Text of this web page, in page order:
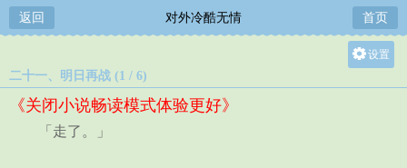
返回 对外冷酷无情 首页
设置
二十一、明日再战 (1 / 6)
《关闭小说畅读模式体验更好》
「走了。」